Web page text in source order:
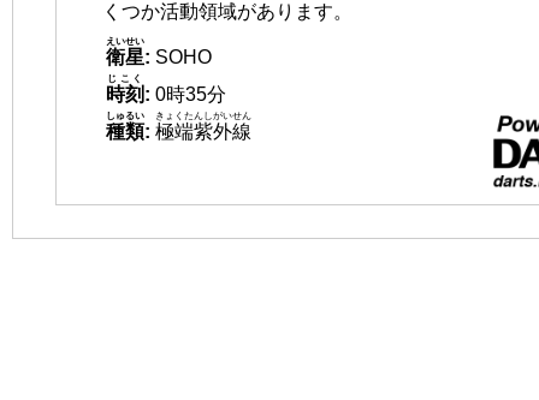
くつか活動領域があります。
衛星
えいせい
: SOHO
時刻
じこく
: 0時35分
種類
しゅるい
: 極端紫外線
きょくたんしがいせん